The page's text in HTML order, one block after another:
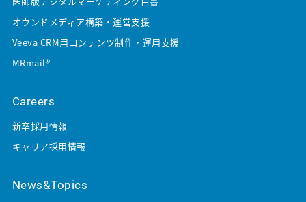
オウンドメディア構築・運営支援
Veeva CRM用コンテンツ制作・運用支援
MRmail®
Careers
新卒採用情報
キャリア採用情報
News&Topics